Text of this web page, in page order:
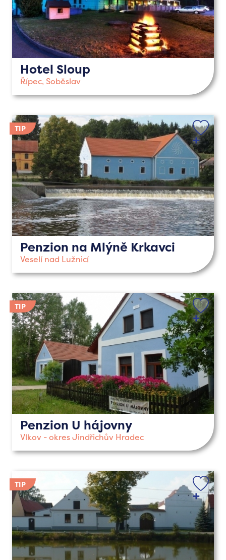
Hotel Sloup
Řípec, Soběslav
Penzion na Mlýně Krkavci
Veselí nad Lužnicí
Penzion U hájovny
Vlkov - okres Jindřichův Hradec